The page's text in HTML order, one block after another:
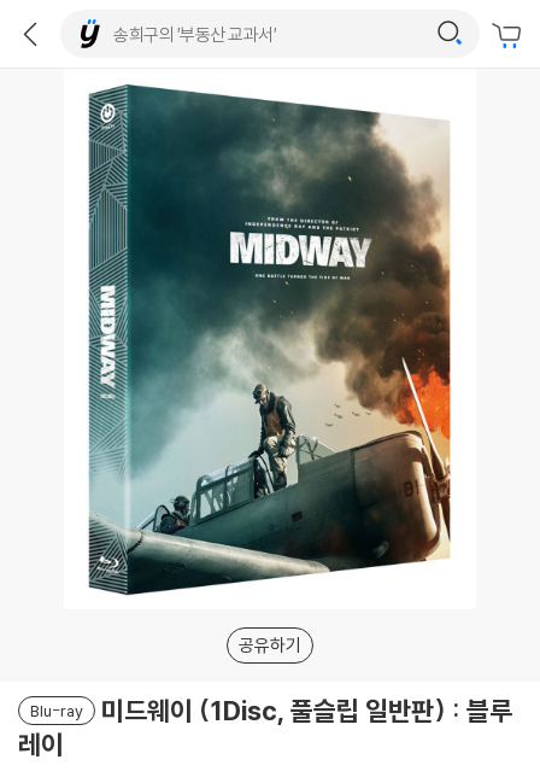
공유하기
Blu-ray
미드웨이 (1Disc, 풀슬립 일반판) : 블루
레이